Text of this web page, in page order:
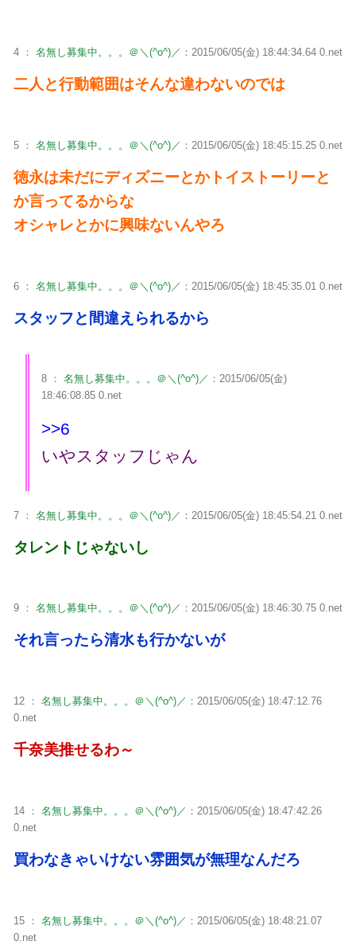
4 ： 名無し募集中。。。＠＼(^o^)／ ：2015/06/05(金) 18:44:34.64 0.net
二人と行動範囲はそんな違わないのでは
5 ： 名無し募集中。。。＠＼(^o^)／ ：2015/06/05(金) 18:45:15.25 0.net
徳永は未だにディズニーとかトイストーリーと
か言ってるからな
オシャレとかに興味ないんやろ
6 ： 名無し募集中。。。＠＼(^o^)／ ：2015/06/05(金) 18:45:35.01 0.net
スタッフと間違えられるから
8 ： 名無し募集中。。。＠＼(^o^)／ ：2015/06/05(金)
18:46:08.85 0.net
>>6
いやスタッフじゃん
7 ： 名無し募集中。。。＠＼(^o^)／ ：2015/06/05(金) 18:45:54.21 0.net
タレントじゃないし
9 ： 名無し募集中。。。＠＼(^o^)／ ：2015/06/05(金) 18:46:30.75 0.net
それ言ったら清水も行かないが
12 ： 名無し募集中。。。＠＼(^o^)／ ：2015/06/05(金) 18:47:12.76
0.net
千奈美推せるわ～
14 ： 名無し募集中。。。＠＼(^o^)／ ：2015/06/05(金) 18:47:42.26
0.net
買わなきゃいけない雰囲気が無理なんだろ
15 ： 名無し募集中。。。＠＼(^o^)／ ：2015/06/05(金) 18:48:21.07
0.net